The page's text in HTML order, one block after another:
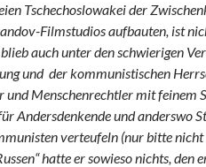
Tschechoslowakei der
Filmstudios aufbauten, ist
auch unter den schwierigen
und der kommunistischen
und Menschenrechtler mit feinem
Andersdenkende und anderswo
verteufeln (nur bitte
hatte er sowieso nichts, den